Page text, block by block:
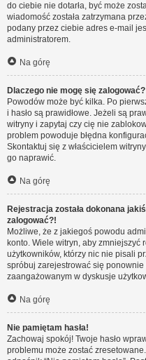
do ciebie nie dotarła, być może
wiadomość została zatrzymana
podany przez ciebie adres e-mail
administratorem.
Na górę
Dlaczego nie mogę się zalogować?
Powodów może być kilka. Po
i hasło są prawidłowe. Jeżeli są
witryny i zapytaj czy cię nie
problem powoduje błędna
Skontaktuj się z właścicielem
go naprawić.
Na górę
Rejestracja została dokonana
zalogować?!
Możliwe, że z jakiegoś powodu
konto. Wiele witryn, aby
użytkowników, którzy nic nie pisali
spróbuj zarejestrować się
zaangażowanym w dyskusje
Na górę
Nie pamiętam hasła!
Zachowaj spokój! Twoje hasło
problemu może zostać